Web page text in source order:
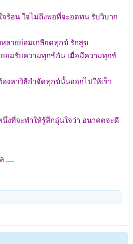
ร้อน ใจไม่ถึงพอที่จะอดทน รับวิบาก
ลายย่อมเกลียดทุกข์ รักสุข
ยอมรับความทุกข์กัน เมื่อมีความทุกข์
องหาวิธีกำจัดทุกข์นั้นออกไปให้เร็ว
นึ่งที่จะทำให้รู้สึกอุ่นใจว่า อนาคตจะดี
....